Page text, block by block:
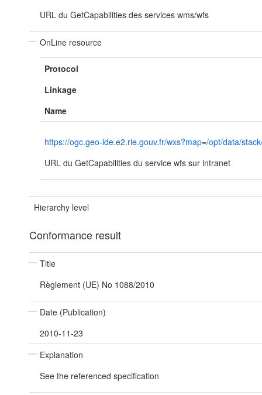
URL du GetCapabilities des services wms/wfs
OnLine resource
Protocol
Linkage
Name
https://ogc.geo-ide.e2.rie.gouv.fr/wxs?map=/opt/data/
URL du GetCapabilities du service wfs sur intranet
Hierarchy level
Conformance result
Title
Règlement (UE) No 1088/2010
Date (Publication)
2010-11-23
Explanation
See the referenced specification